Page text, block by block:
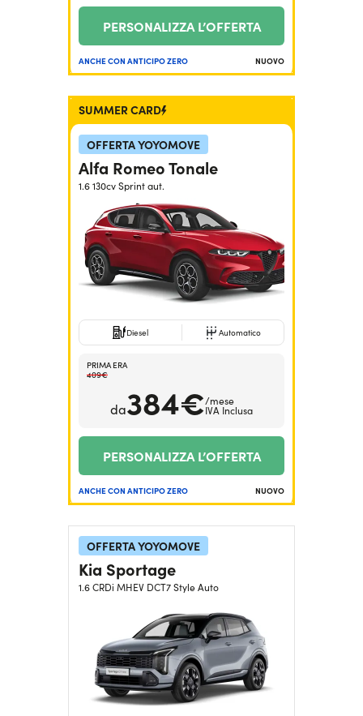
PERSONALIZZA L’OFFERTA
ANCHE CON ANTICIPO ZERO NUOVO
SUMMER CARD
OFFERTA YOYOMOVE
Alfa Romeo Tonale
1.6 130cv Sprint aut.
Diesel Automatico
PRIMA ERA
409€
da384€/mese
IVA Inclusa
PERSONALIZZA L’OFFERTA
ANCHE CON ANTICIPO ZERO NUOVO
OFFERTA YOYOMOVE
Kia Sportage
1.6 CRDi MHEV DCT7 Style Auto